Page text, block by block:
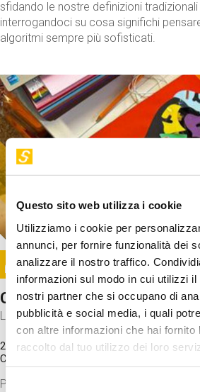
Questo sito web utilizza i cookie
Utilizziamo i cookie per
annunci, per fornire funzionalità dei
analizzare il nostro traffico.
informazioni sul modo in cui utilizzi
nostri partner che si occupano di
pubblicità e social media, i quali
con altre informazioni che hai fornito
raccolto dal tuo utilizzo dei loro
Selezione
sfidando le nostre definizioni tradizionali
interrogandoci su cosa significhi
algoritmi sempre più sofisticati.
Image
SUNDAY@STEP
Come funziona il cervello?
Laboratorio
20 Set 2026 / 11:15 - 13:00
Costo
Proveremo a costruire un cervello in